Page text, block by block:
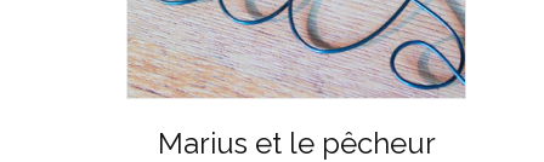
Marius et le pêcheur